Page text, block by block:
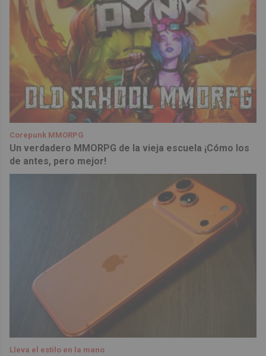
Corepunk MMORPG
Un verdadero MMORPG de la vieja escuela ¡Cómo los
de antes, pero mejor!
Lleva el estilo en la mano